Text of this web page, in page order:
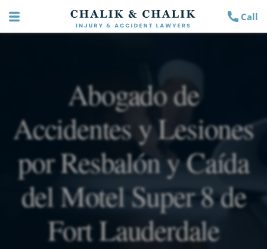
Call
Abogado de
Accidentes y Lesiones
por Resbalón y Caída
del Motel Super 8 de
Fort Lauderdale